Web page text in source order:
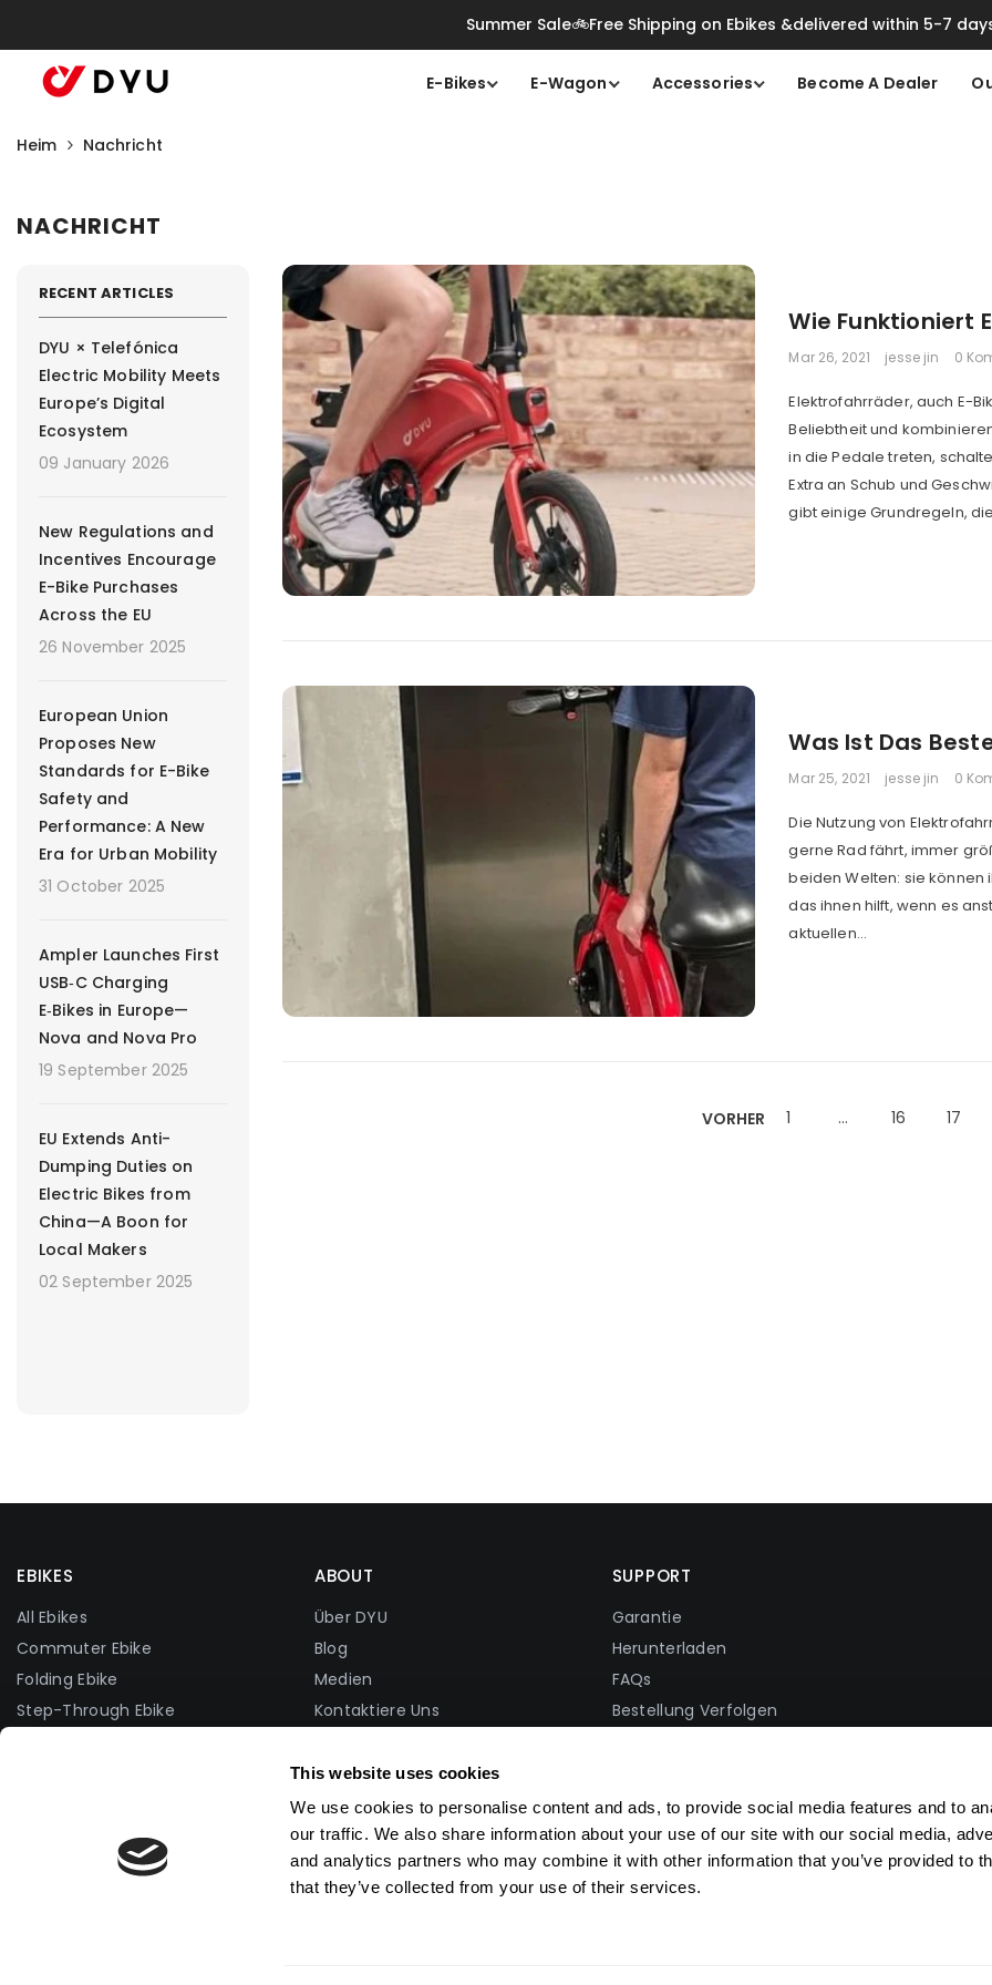
This website uses cookies
We use cookies to personalise content and ads, to provide social media features and to
our traffic. We also share information about your use of our site with our social media,
and analytics partners who may combine it with other information that you’ve provided to
that they’ve collected from your use of their services.
Summer Sale🚲Free Shipping on Ebikes &delivered within 5-7
E-Bikes E-Wagon Accessories Become A Dealer
Heim Nachricht
NACHRICHT
RECENT ARTICLES
DYU × Telefónica
Electric Mobility Meets
Europe’s Digital
Ecosystem
09 January 2026
New Regulations and
Incentives Encourage
E-Bike Purchases
Across the EU
26 November 2025
European Union
Proposes New
Standards for E-Bike
Safety and
Performance: A New
Era for Urban Mobility
31 October 2025
Ampler Launches First
USB‑C Charging
E‑Bikes in Europe—
Nova and Nova Pro
19 September 2025
EU Extends Anti-
Dumping Duties on
Electric Bikes from
China—A Boon for
Local Makers
02 September 2025
Wie Funktioniert
Mar 26, 2021 jesse jin 0
Elektrofahrräder, auch E-
Beliebtheit und
in die Pedale treten,
Extra an Schub und
gibt einige Grundregeln,
Was Ist Das
Mar 25, 2021 jesse jin 0
Die Nutzung von
gerne Rad fährt, immer
beiden Welten: sie können
das ihnen hilft, wenn es
aktuellen...
VORHER 1 … 16 17
EBIKES
All Ebikes
Commuter Ebike
Folding Ebike
Step-Through Ebike
ABOUT
Über DYU
Blog
Medien
Kontaktiere Uns
Foto Wettbewerb
Partnerprogramm
Verteiler
Become Brand Ambassador
SUPPORT
Garantie
Herunterladen
FAQs
Bestellung Verfolgen
Datenschutzrichtlinie
Nutzungsbedingungen
INTELLECTUAL PROPERTY RIGHTS